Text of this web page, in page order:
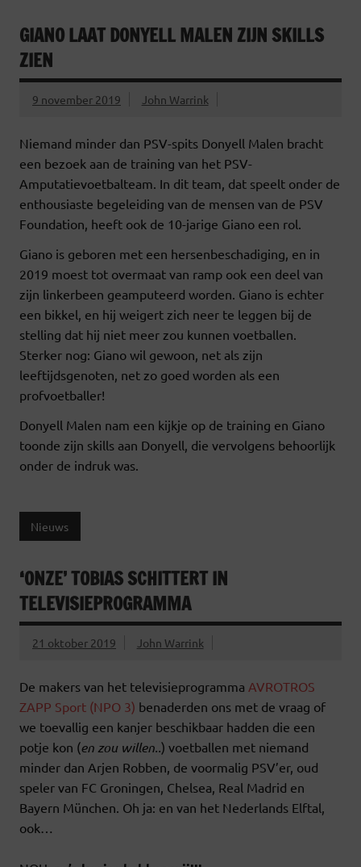
GIANO LAAT DONYELL MALEN ZIJN SKILLS
ZIEN
9 november 2019 John Warrink
Niemand minder dan PSV-spits Donyell Malen bracht
een bezoek aan de training van het PSV-
Amputatievoetbalteam. In dit team, dat speelt onder de
enthousiaste begeleiding van de mensen van de PSV
Foundation, heeft ook de 10-jarige Giano een rol.
Giano is geboren met een hersenbeschadiging, en in
2019 moest tot overmaat van ramp ook een deel van
zijn linkerbeen geamputeerd worden. Giano is echter
een bikkel, en hij weigert zich neer te leggen bij de
stelling dat hij niet meer zou kunnen voetballen.
Sterker nog: Giano wil gewoon, net als zijn
leeftijdsgenoten, net zo goed worden als een
profvoetballer!
Donyell Malen nam een kijkje op de training en Giano
toonde zijn skills aan Donyell, die vervolgens behoorlijk
onder de indruk was.
Nieuws
‘ONZE’ TOBIAS SCHITTERT IN
TELEVISIEPROGRAMMA
21 oktober 2019 John Warrink
De makers van het televisieprogramma AVROTROS
ZAPP Sport (NPO 3) benaderden ons met de vraag of
we toevallig een kanjer beschikbaar hadden die een
potje kon (en zou willen..) voetballen met niemand
minder dan Arjen Robben, de voormalig PSV’er, oud
speler van FC Groningen, Chelsea, Real Madrid en
Bayern München. Oh ja: en van het Nederlands Elftal,
ook…